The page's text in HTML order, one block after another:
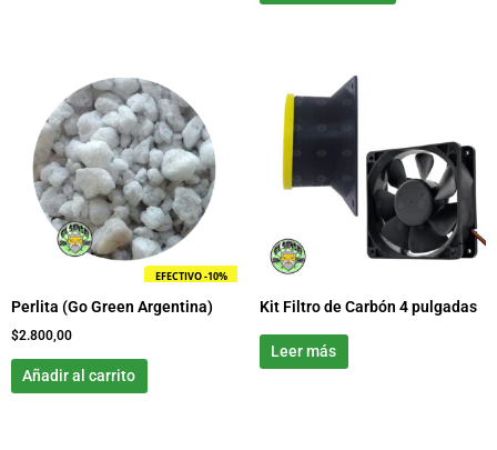
EFECTIVO -10%
Perlita (Go Green Argentina)
$2.800,00
Añadir al carrito
Kit Filtro de Carbón 4 pulgadas
Leer más